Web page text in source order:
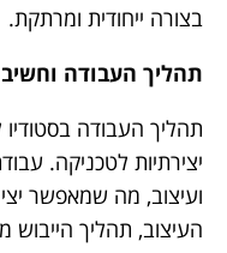
בצורה ייחודית ומרתקת.
תהליך העבודה
תהליך העבודה בסטודיו
יצירתיות לטכניקה.
ועיצוב, מה שמאפשר
העיצוב, תהליך הייבוש